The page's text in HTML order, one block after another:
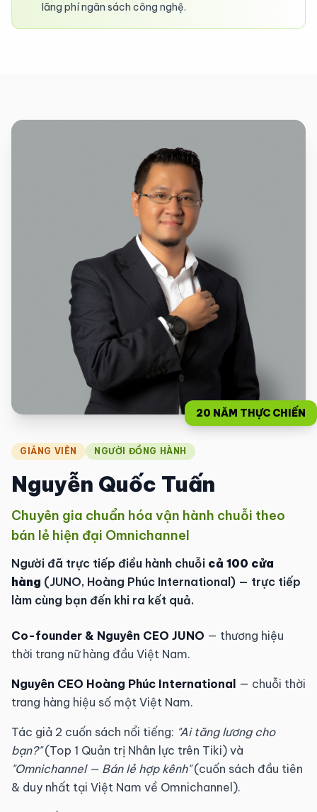
lãng phí ngân sách công nghệ.
20 NĂM THỰC CHIẾN
GIẢNG VIÊN NGƯỜI ĐỒNG HÀNH
Nguyễn Quốc Tuấn
Chuyên gia chuẩn hóa vận hành chuỗi theo
bán lẻ hiện đại Omnichannel
Người đã trực tiếp điều hành chuỗi cả 100 cửa
hàng (JUNO, Hoàng Phúc International) — trực tiếp
làm cùng bạn đến khi ra kết quả.
Co-founder & Nguyên CEO JUNO — thương hiệu
thời trang nữ hàng đầu Việt Nam.
Nguyên CEO Hoàng Phúc International — chuỗi thời
trang hàng hiệu số một Việt Nam.
Tác giả 2 cuốn sách nổi tiếng: "Ai tăng lương cho
bạn?"(Top 1 Quản trị Nhân lực trên Tiki) và
"Omnichannel — Bán lẻ hợp kênh"(cuốn sách đầu tiên
& duy nhất tại Việt Nam về Omnichannel).